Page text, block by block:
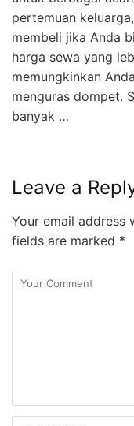
pertemuan
membeli jika Anda
harga sewa yang
memungkinkan
menguras dompet.
banyak …
Leave a
Your email address
fields are marked *